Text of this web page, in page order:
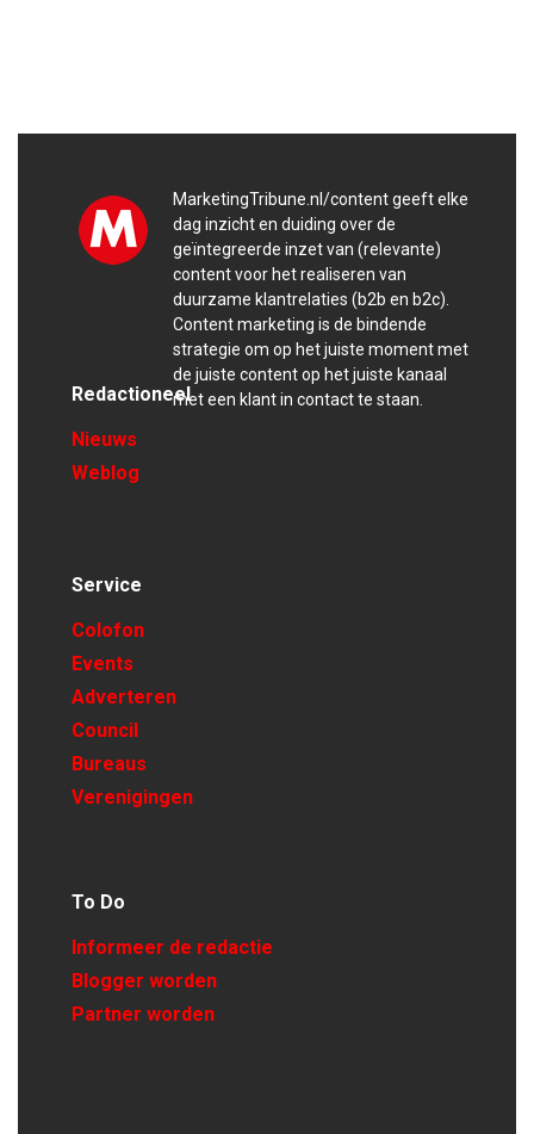
MarketingTribune.nl/content geeft elke
dag inzicht en duiding over de
geïntegreerde inzet van (relevante)
content voor het realiseren van
duurzame klantrelaties (b2b en b2c).
Content marketing is de bindende
strategie om op het juiste moment met
de juiste content op het juiste kanaal
met een klant in contact te staan.
Redactioneel
Nieuws
Weblog
Service
Colofon
Events
Adverteren
Council
Bureaus
Verenigingen
To Do
Informeer de redactie
Blogger worden
Partner worden